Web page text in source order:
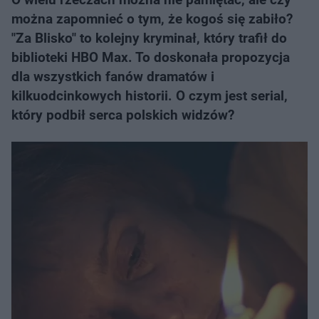
można zapomnieć o tym, że kogoś się zabiło?
"Za Blisko" to kolejny kryminał, który trafił do
biblioteki HBO Max. To doskonała propozycja
dla wszystkich fanów dramatów i
kilkuodcinkowych historii. O czym jest serial,
który podbił serca polskich widzów?